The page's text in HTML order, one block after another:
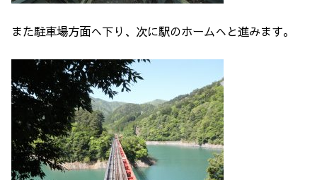
また駐車場方面へ下り、次に駅のホームへと進みます。